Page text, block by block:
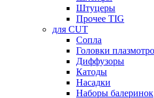
Штуцеры
Прочее TIG
для CUT
Сопла
Головки
Диффузоры
Катоды
Насадки
Наборы балеринок